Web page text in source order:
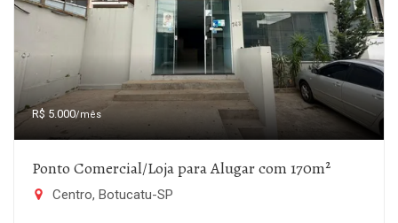
R$ 5.000/mês
Ponto Comercial/Loja para Alugar com 170m²
Centro, Botucatu-SP